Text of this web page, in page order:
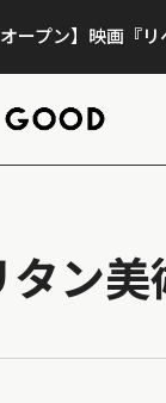
オープン】映画『
ン美